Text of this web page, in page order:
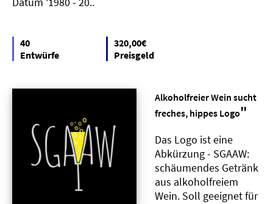
40
Entwürfe
320,00€
Preisgeld
Alkoholfreier Wein sucht
freches, hippes Logo"
Das Logo ist eine
Abkürzung - SGAAW:
schäumendes Getränk
aus alkoholfreiem
Wein. Soll geeignet für